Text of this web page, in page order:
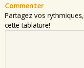
Commenter
Partagez vos
cette tablature!